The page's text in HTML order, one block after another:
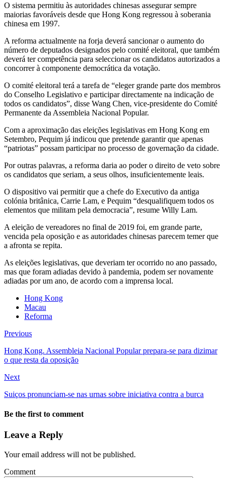
O sistema permitiu às autoridades chinesas assegurar sempre
maiorias favoráveis desde que Hong Kong regressou à soberania
chinesa em 1997.
A reforma actualmente na forja deverá sancionar o aumento do
número de deputados designados pelo comité eleitoral, que também
deverá ter competência para seleccionar os candidatos autorizados a
concorrer à componente democrática da votação.
O comité eleitoral terá a tarefa de “eleger grande parte dos membros
do Conselho Legislativo e participar directamente na indicação de
todos os candidatos”, disse Wang Chen, vice-presidente do Comité
Permanente da Assembleia Nacional Popular.
Com a aproximação das eleições legislativas em Hong Kong em
Setembro, Pequim já indicou que pretende garantir que apenas
“patriotas” possam participar no processo de governação da cidade.
Por outras palavras, a reforma daria ao poder o direito de veto sobre
os candidatos que seriam, a seus olhos, insuficientemente leais.
O dispositivo vai permitir que a chefe do Executivo da antiga
colónia britânica, Carrie Lam, e Pequim “desqualifiquem todos os
elementos que militam pela democracia”, resume Willy Lam.
A eleição de vereadores no final de 2019 foi, em grande parte,
vencida pela oposição e as autoridades chinesas parecem temer que
a afronta se repita.
As eleições legislativas, que deveriam ter ocorrido no ano passado,
mas que foram adiadas devido à pandemia, podem ser novamente
adiadas por um ano, de acordo com a imprensa local.
Hong Kong
Macau
Reforma
Previous
Hong Kong. Assembleia Nacional Popular prepara-se para dizimar
o que resta da oposição
Next
Suiços pronunciam-se nas urnas sobre iniciativa contra a burca
Be the first to comment
Leave a Reply
Your email address will not be published.
Comment